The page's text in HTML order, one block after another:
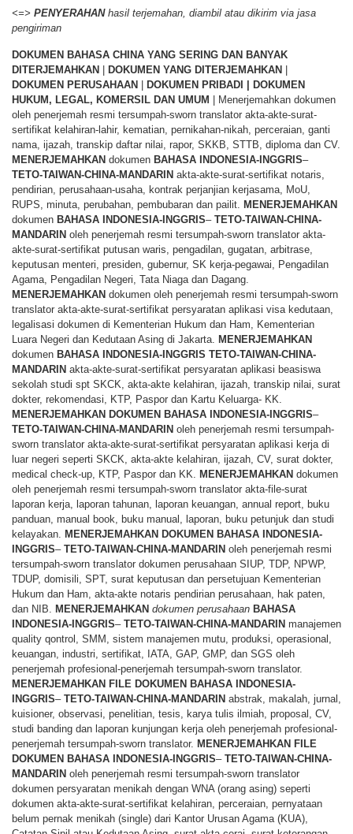
<=> PENYERAHANhasil terjemahan, diambil atau dikirim via jasa
pengiriman
DOKUMEN BAHASA CHINA YANG SERING DAN BANYAK
DITERJEMAHKAN | DOKUMEN YANG DITERJEMAHKAN |
DOKUMEN PERUSAHAAN | DOKUMEN PRIBADI | DOKUMEN
HUKUM, LEGAL, KOMERSIL DAN UMUM | Menerjemahkan dokumen
oleh penerjemah resmi tersumpah-sworn translator akta-akte-surat-
sertifikat kelahiran-lahir, kematian, pernikahan-nikah, perceraian, ganti
nama, ijazah, transkip daftar nilai, rapor, SKKB, STTB, diploma dan CV.
MENERJEMAHKAN dokumen BAHASA INDONESIA-INGGRIS–
TETO-TAIWAN-CHINA-MANDARIN akta-akte-surat-sertifikat notaris,
pendirian, perusahaan-usaha, kontrak perjanjian kerjasama, MoU,
RUPS, minuta, perubahan, pembubaran dan pailit. MENERJEMAHKAN
dokumen BAHASA INDONESIA-INGGRIS–TETO-TAIWAN-CHINA-
MANDARIN oleh penerjemah resmi tersumpah-sworn translator akta-
akte-surat-sertifikat putusan waris, pengadilan, gugatan, arbitrase,
keputusan menteri, presiden, gubernur, SK kerja-pegawai, Pengadilan
Agama, Pengadilan Negeri, Tata Niaga dan Dagang.
MENERJEMAHKAN dokumen oleh penerjemah resmi tersumpah-sworn
translator akta-akte-surat-sertifikat persyaratan aplikasi visa kedutaan,
legalisasi dokumen di Kementerian Hukum dan Ham, Kementerian
Luara Negeri dan Kedutaan Asing di Jakarta. MENERJEMAHKAN
dokumen BAHASA INDONESIA-INGGRIS TETO-TAIWAN-CHINA-
MANDARIN akta-akte-surat-sertifikat persyaratan aplikasi beasiswa
sekolah studi spt SKCK, akta-akte kelahiran, ijazah, transkip nilai, surat
dokter, rekomendasi, KTP, Paspor dan Kartu Keluarga- KK.
MENERJEMAHKAN DOKUMEN BAHASA INDONESIA-INGGRIS–
TETO-TAIWAN-CHINA-MANDARIN oleh penerjemah resmi tersumpah-
sworn translator akta-akte-surat-sertifikat persyaratan aplikasi kerja di
luar negeri seperti SKCK, akta-akte kelahiran, ijazah, CV, surat dokter,
medical check-up, KTP, Paspor dan KK. MENERJEMAHKAN dokumen
oleh penerjemah resmi tersumpah-sworn translator akta-file-surat
laporan kerja, laporan tahunan, laporan keuangan, annual report, buku
panduan, manual book, buku manual, laporan, buku petunjuk dan studi
kelayakan. MENERJEMAHKAN DOKUMEN BAHASA INDONESIA-
INGGRIS–TETO-TAIWAN-CHINA-MANDARIN oleh penerjemah resmi
tersumpah-sworn translator dokumen perusahaan SIUP, TDP, NPWP,
TDUP, domisili, SPT, surat keputusan dan persetujuan Kementerian
Hukum dan Ham, akta-akte notaris pendirian perusahaan, hak paten,
dan NIB. MENERJEMAHKAN dokumen perusahaan BAHASA
INDONESIA-INGGRIS–TETO-TAIWAN-CHINA-MANDARIN manajemen
quality qontrol, SMM, sistem manajemen mutu, produksi, operasional,
keuangan, industri, sertifikat, IATA, GAP, GMP, dan SGS oleh
penerjemah profesional-penerjemah tersumpah-sworn translator.
MENERJEMAHKAN FILE DOKUMEN BAHASA INDONESIA-
INGGRIS–TETO-TAIWAN-CHINA-MANDARIN abstrak, makalah, jurnal,
kuisioner, observasi, penelitian, tesis, karya tulis ilmiah, proposal, CV,
studi banding dan laporan kunjungan kerja oleh penerjemah profesional-
penerjemah tersumpah-sworn translator. MENERJEMAHKAN FILE
DOKUMEN BAHASA INDONESIA-INGGRIS–TETO-TAIWAN-CHINA-
MANDARIN oleh penerjemah resmi tersumpah-sworn translator
dokumen persyaratan menikah dengan WNA (orang asing) seperti
dokumen akta-akte-surat-sertifikat kelahiran, perceraian, pernyataan
belum pernak menikah (single) dari Kantor Urusan Agama (KUA),